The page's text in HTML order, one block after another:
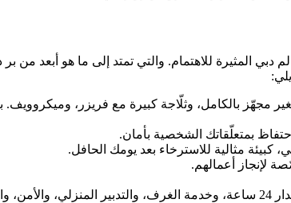
المثيرة للاهتمام. والتي تمتد إلى ما هو أبعد من
بالكامل، وثلّاجة كبيرة مع فريزر، وميكروويف.
بمتعلّقاتك الشخصية بأمان.
مثالية للاسترخاء بعد يومك الحافل.
لإنجاز أعمالهم.